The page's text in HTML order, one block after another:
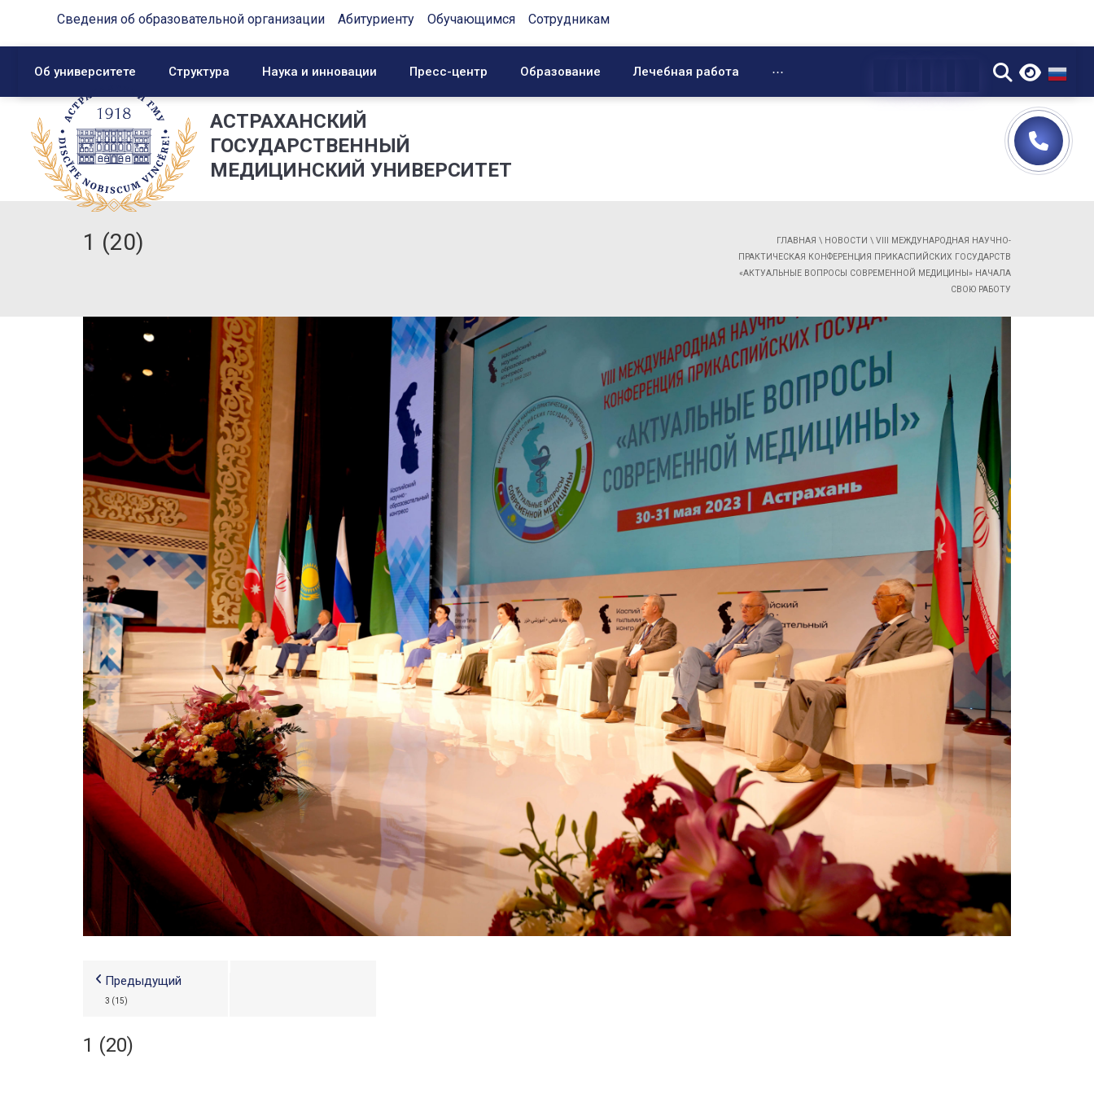
Сведения об образовательной организации Абитуриенту Обучающимся Сотрудникам
Об университете Структура Наука и инновации Пресс-центр Образование Лечебная работа ⋯ ▼
АСТРАХАНСКИЙ
ГОСУДАРСТВЕННЫЙ
МЕДИЦИНСКИЙ УНИВЕРСИТЕТ
1 (20) ГЛАВНАЯ \ НОВОСТИ \ VIII МЕЖДУНАРОДНАЯ НАУЧНО-
ПРАКТИЧЕСКАЯ КОНФЕРЕНЦИЯ ПРИКАСПИЙСКИХ ГОСУДАРСТВ
«АКТУАЛЬНЫЕ ВОПРОСЫ СОВРЕМЕННОЙ МЕДИЦИНЫ» НАЧАЛА
СВОЮ РАБОТУ
Предыдущий
3 (15)
1 (20)